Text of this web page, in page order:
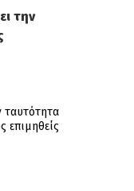
την
ταυτότητα
επιμηθείς